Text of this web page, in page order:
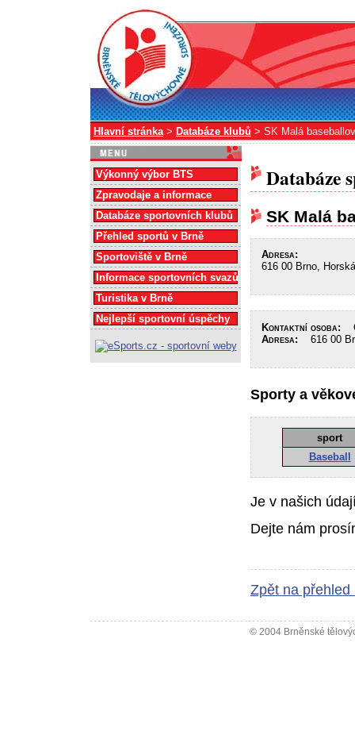
Hlavní stránka> Databáze klubů > SK Malá
Databáze
SK Malá
Adresa:
616 00 Brno,
Kontaktní osoba:
Adresa: 616 00
Sporty a
sport
Baseball
Je v našich
Dejte nám
Zpět na přehled
Výkonný výbor BTS
Zpravodaje a informace
Databáze sportovních klubů
Přehled sportů v Brně
Sportoviště v Brně
Informace sportovních svazů
Turistika v Brně
Nejlepší sportovní úspěchy
© 2004 Brněnské